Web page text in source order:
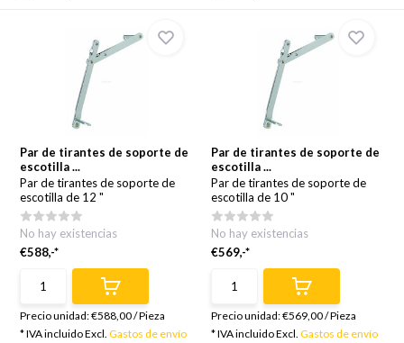
Par de tirantes de soporte de
escotilla ...
Par de tirantes de soporte de
escotilla de 12 "
No hay existencias
€588,-*
Precio unidad:€588,00/Pieza
* IVA incluido Excl.Gastos de envío
Par de tirantes de soporte de
escotilla ...
Par de tirantes de soporte de
escotilla de 10 "
No hay existencias
€569,-*
Precio unidad:€569,00/Pieza
* IVA incluido Excl. Gastos de envío